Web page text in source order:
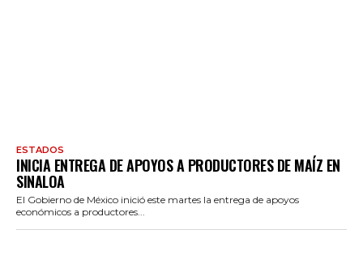
ESTADOS
INICIA ENTREGA DE APOYOS A PRODUCTORES DE MAÍZ EN
SINALOA
El Gobierno de México inició este martes la entrega de apoyos
económicos a productores...